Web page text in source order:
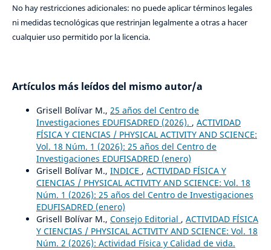
No hay restricciones adicionales: no puede aplicar términos legales
ni medidas tecnológicas que restrinjan legalmente a otras a hacer
cualquier uso permitido por la licencia.
Artículos más leídos del mismo autor/a
Grisell Bolívar M., 25 años del Centro de
Investigaciones EDUFISADRED (2026). , ACTIVIDAD
FÍSICA Y CIENCIAS / PHYSICAL ACTIVITY AND SCIENCE:
Vol. 18 Núm. 1 (2026): 25 años del Centro de
Investigaciones EDUFISADRED (enero)
Grisell Bolívar M., INDICE , ACTIVIDAD FÍSICA Y
CIENCIAS / PHYSICAL ACTIVITY AND SCIENCE: Vol. 18
Núm. 1 (2026): 25 años del Centro de Investigaciones
EDUFISADRED (enero)
Grisell Bolívar M., Consejo Editorial , ACTIVIDAD FÍSICA
Y CIENCIAS / PHYSICAL ACTIVITY AND SCIENCE: Vol. 18
Núm. 2 (2026): Actividad Física y Calidad de vida.